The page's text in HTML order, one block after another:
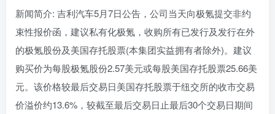
新闻简介: 吉利汽车5月7日公告，公司当天向极氪提交非约
束性报价函，建议私有化极氪，收购所有已发行及发行在外
的极氪股份及美国存托股票(本集团实益拥有者除外)。建议
购买价为每股极氪股份2.57美元或每股美国存托股票25.66美
元。该价格较最后交易日美国存托股票于纽交所的收市交易
价溢价约13.6%，较截至最后交易日止最后30个交易日期间